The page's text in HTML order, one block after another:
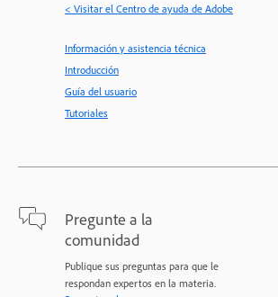
< Visitar el Centro de ayuda de Adobe
Información y asistencia técnica
Introducción
Guía del usuario
Tutoriales
Pregunte a la
comunidad
Publique sus preguntas para que le
respondan expertos en la materia.